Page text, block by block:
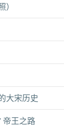
大宋历史
帝王之路